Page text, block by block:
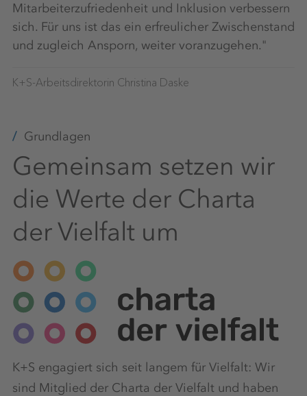
Mitarbeiterzufriedenheit und Inklusion verbessern
sich. Für uns ist das ein erfreulicher Zwischenstand
und zugleich Ansporn, weiter voranzugehen."
K+S-Arbeitsdirektorin Christina Daske
Grundlagen
Gemeinsam setzen wir
die Werte der Charta
der Vielfalt um
K+S engagiert sich seit langem für Vielfalt: Wir
sind Mitglied der Charta der Vielfalt und haben